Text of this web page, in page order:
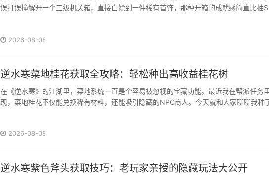
误打误撞解开一个三级机关箱，直接白嫖到一件稀有首饰，那种开箱的成就感简直比抽
2026-08-08
逆水寒菜地桂花获取全攻略：轻松种出高收益桂花树
在《逆水寒》的江湖里，菜地系统一直是个容易被忽视的宝藏功能。最近我在帮派任务
现，菜地桂花不仅能兑换稀有材料，还能吸引隐藏的NPC商人。今天就和大家聊聊我种
桂花要避开主路！"后来我换成在竹林边缘的第三块地，收益直接翻倍。···
2026-08-08
逆水寒紫色斧头获取技巧：老玩家亲授的隐藏玩法大公开